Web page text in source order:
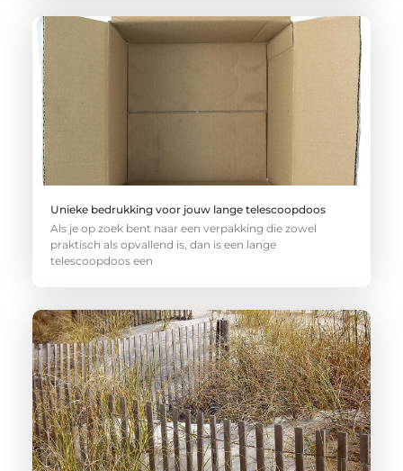
Unieke bedrukking voor jouw lange telescoopdoos
Als je op zoek bent naar een verpakking die zowel
praktisch als opvallend is, dan is een lange
telescoopdoos een